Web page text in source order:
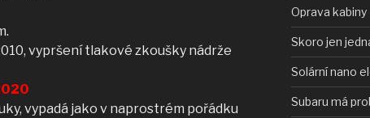
vypršení tlakové zkoušky nádrže
vypadá jako v naprostrém pořádku
Oprava
Skoro jen
Solární nano
Subaru má